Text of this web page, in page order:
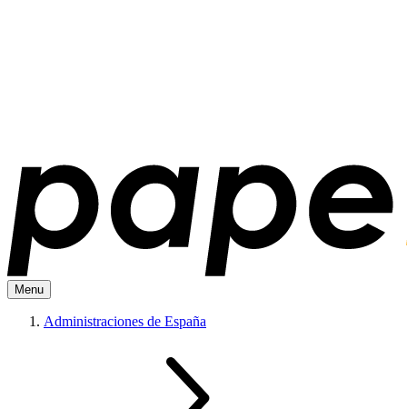
Menu
Administraciones de España